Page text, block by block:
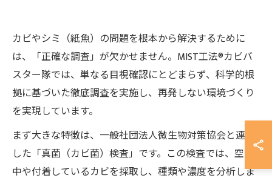
カビやシミ（紙魚）の問題を根本から解決するために
は、「正確な調査」が欠かせません。MIST工法®カビバ
スター隊では、単なる目視確認にとどまらず、科学的根
拠に基づいた徹底調査を実施し、再発しない環境づくり
を実現しています。
まず大きな特徴は、一般社団法人微生物対策協会と連携
した「真菌（カビ菌）検査」です。この検査では、空気
中や付着しているカビを採取し、種類や濃度を分析しま